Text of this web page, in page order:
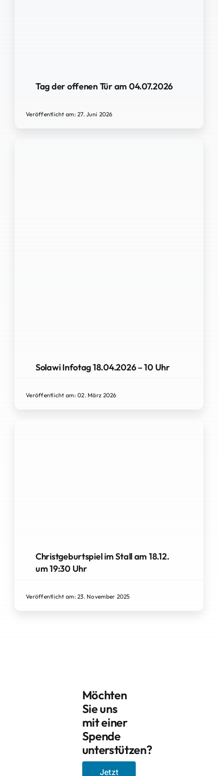
Tag der offenen Tür am 04.07.2026
Veröffentlicht am: 27. Juni 2026
Solawi Infotag 18.04.2026 – 10 Uhr
Veröffentlicht am: 02. März 2026
Christgeburtspiel im Stall am 18.12.
um 19:30 Uhr
Veröffentlicht am: 23. November 2025
Möchten
Sie uns
mit einer
Spende
unterstützen?
Jetzt